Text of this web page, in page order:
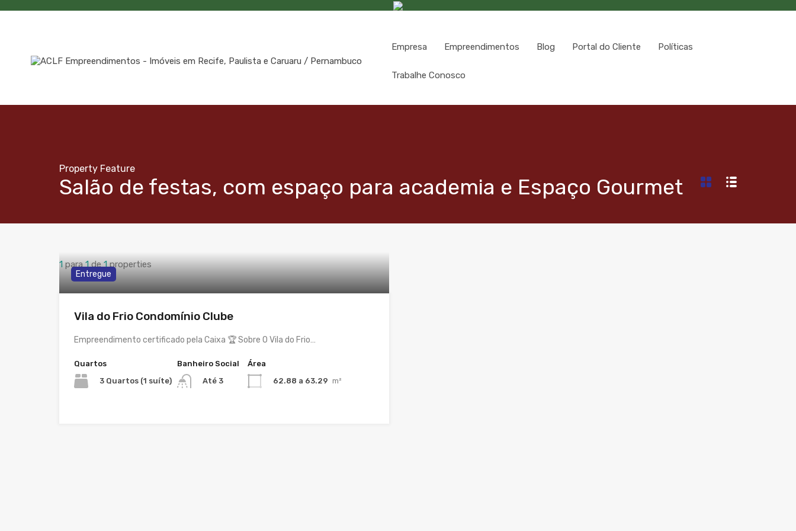
Empresa Empreendimentos Blog Portal do Cliente Políticas
Trabalhe Conosco
Property Feature
Salão de festas, com espaço para academia e Espaço Gourmet
1 para1 de1 properties
Entregue
Vila do Frio Condomínio Clube
Empreendimento certificado pela Caixa 🏆 Sobre O Vila do Frio…
Quartos
3 Quartos (1 suíte)
Banheiro Social
Até 3
Área
62.88 a 63.29 m²